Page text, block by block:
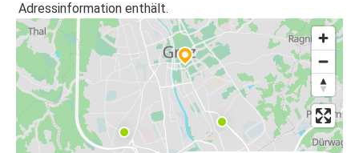
Adressinformation enthält.